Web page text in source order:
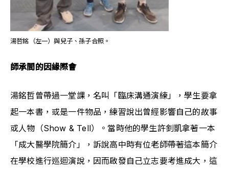
湯哲銘（左一）與兒子、孫子合照。
師承間的因緣際會
湯銘哲曾帶過一堂課，名叫「臨床溝通演練」，學生要拿
起一本書，或是一件物品，練習說出曾經影響自己的故事
或人物（Show & Tell）。當時他的學生許釗凱拿著一本
「成大醫學院簡介」，訴說高中時有位老師帶著這本簡介
在學校進行巡迴演說，因而啟發自己立志要考進成大，這